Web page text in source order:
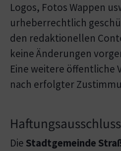
Logos, Fotos Wappen
urheberrechtlich
den redaktionellen
keine Änderungen
Eine weitere öffentliche
nach erfolgter
Haftungsausschluss
Die Stadtgemeinde